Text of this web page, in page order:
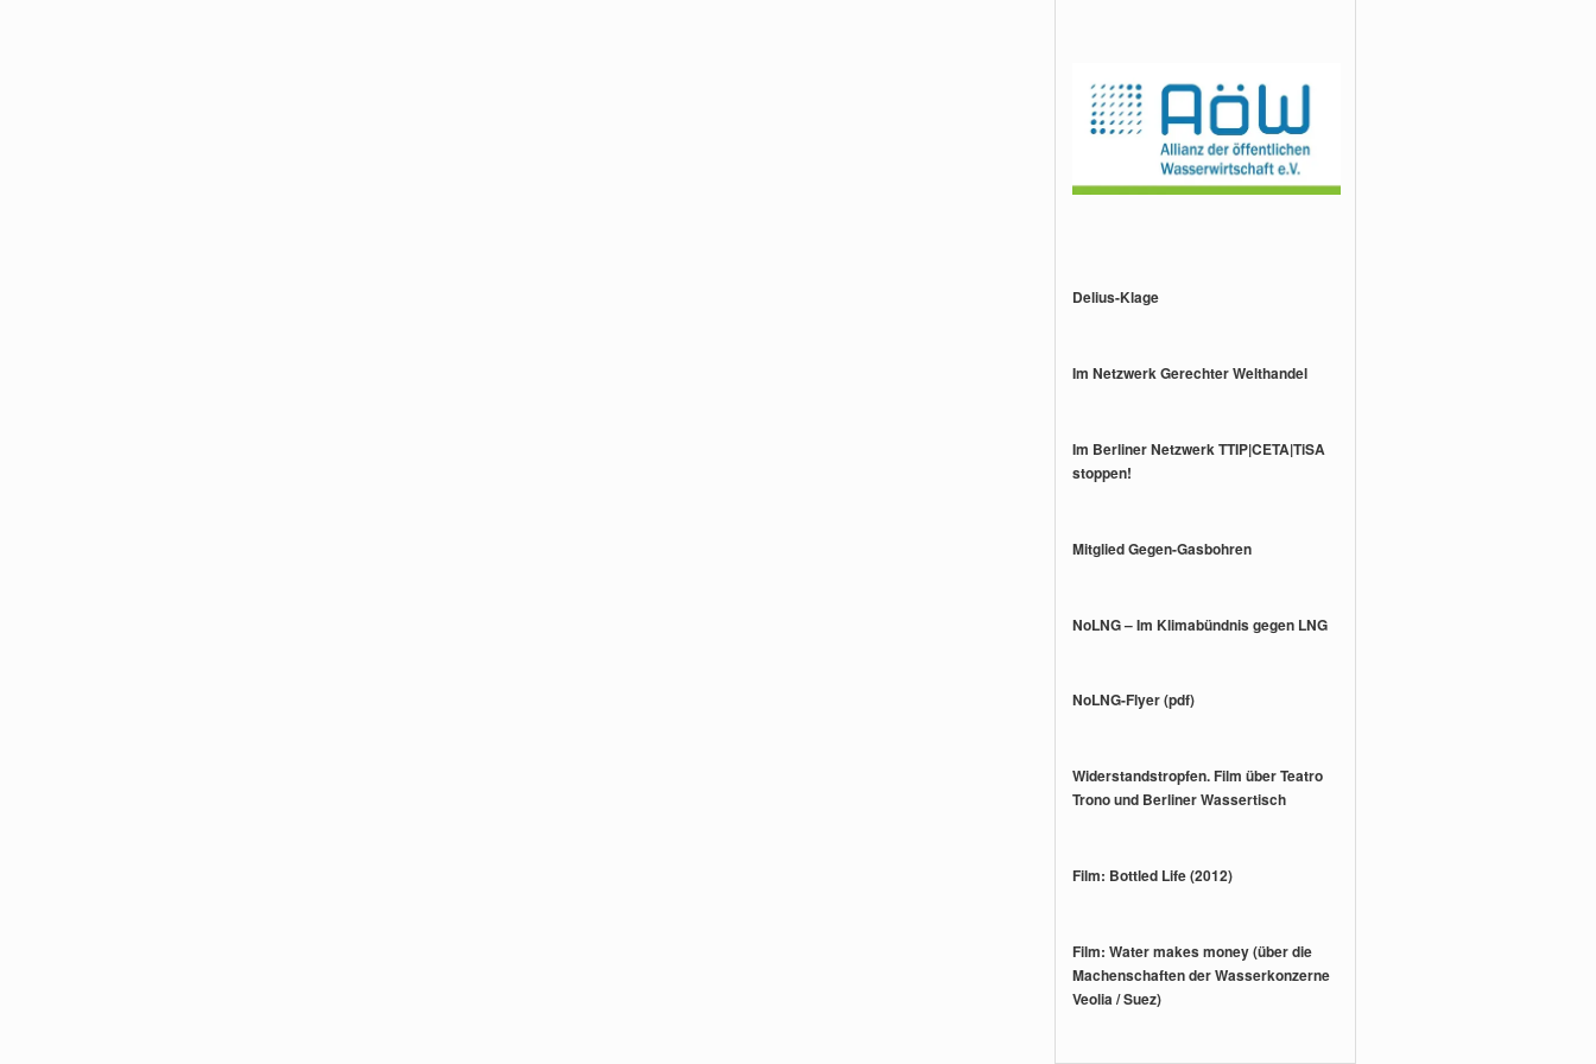
Delius-Klage
Im Netzwerk Gerechter Welthandel
Im Berliner Netzwerk TTIP|CETA|TiSA
stoppen!
Mitglied Gegen-Gasbohren
NoLNG – Im Klimabündnis gegen LNG
NoLNG-Flyer (pdf)
Widerstandstropfen. Film über Teatro
Trono und Berliner Wassertisch
Film: Bottled Life (2012)
Film: Water makes money (über die
Machenschaften der Wasserkonzerne
Veolia / Suez)